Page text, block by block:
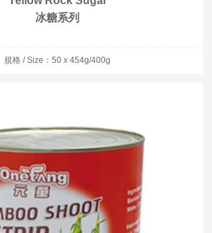
冰糖系列
規格 / Size：50 x 454g/400g